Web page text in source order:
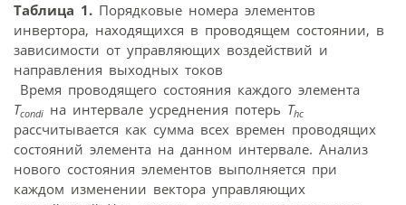
Таблица 1. Порядковые номера элементов
инвертора, находящихся в проводящем состоянии, в
зависимости от управляющих воздействий и
направления выходных токов
Время проводящего состояния каждого элемента
Tcondi на интервале усреднения потерь Thc
рассчитывается как сумма всех времен проводящих
состояний элемента на данном интервале. Анализ
нового состояния элементов выполняется при
каждом изменении вектора управляющих